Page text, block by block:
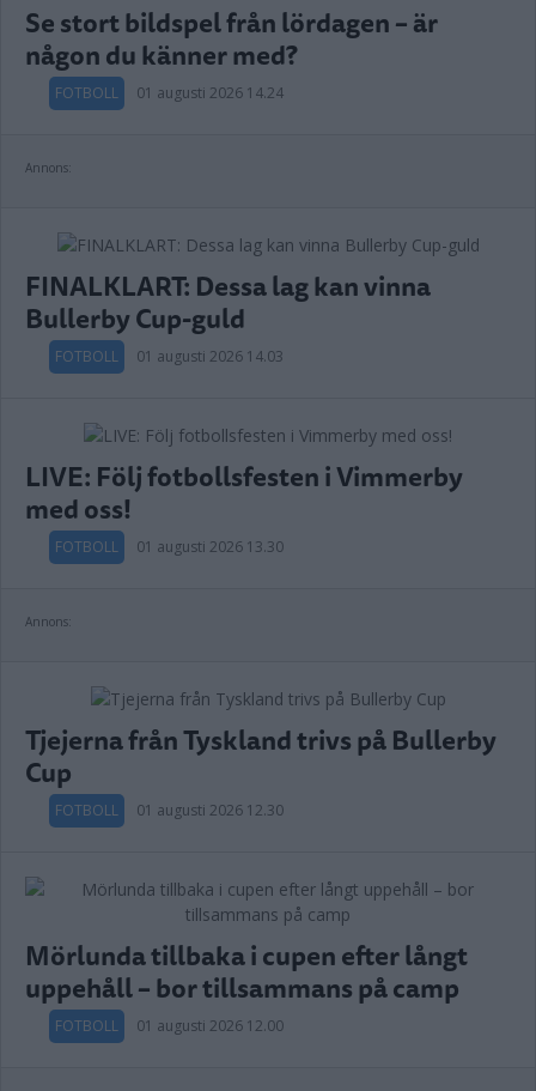
Se stort bildspel från lördagen – är
någon du känner med?
FOTBOLL 01 augusti 2026 14.24
Annons:
FINALKLART: Dessa lag kan vinna
Bullerby Cup-guld
FOTBOLL 01 augusti 2026 14.03
LIVE: Följ fotbollsfesten i Vimmerby
med oss!
FOTBOLL 01 augusti 2026 13.30
Annons:
Tjejerna från Tyskland trivs på Bullerby
Cup
FOTBOLL 01 augusti 2026 12.30
Mörlunda tillbaka i cupen efter långt
uppehåll – bor tillsammans på camp
FOTBOLL 01 augusti 2026 12.00